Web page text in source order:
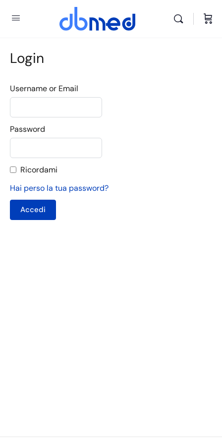
Login
Username or Email
Password
Ricordami
Hai perso la tua password?